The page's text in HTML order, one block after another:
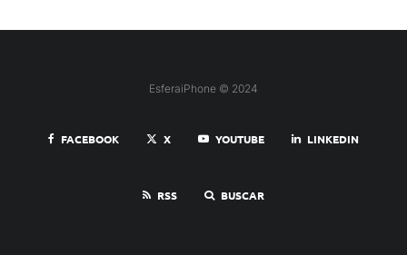
EsferaiPhone © 2024
FACEBOOK X YOUTUBE LINKEDIN
RSS BUSCAR